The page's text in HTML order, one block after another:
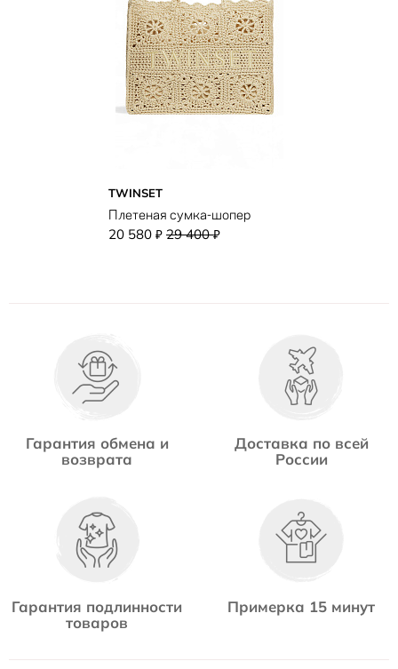
TWINSET
Плетеная сумка-шопер
20 580 ₽ 29 400₽
Гарантия обмена и
возврата
Доставка по всей
России
Гарантия подлинности
товаров
Примерка 15 минут